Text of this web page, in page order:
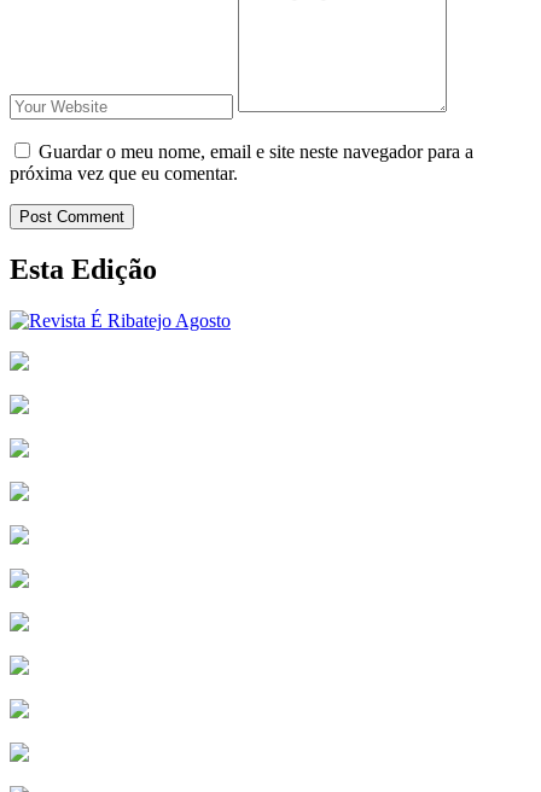
Guardar o meu nome, email e site neste navegador para a
próxima vez que eu comentar.
Post Comment
Esta Edição